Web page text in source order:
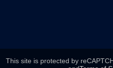
This site is protected by